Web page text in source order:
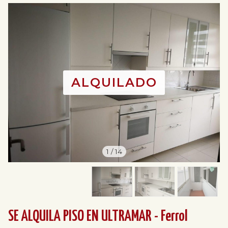
1 /14
SE ALQUILA PISO EN ULTRAMAR - Ferrol